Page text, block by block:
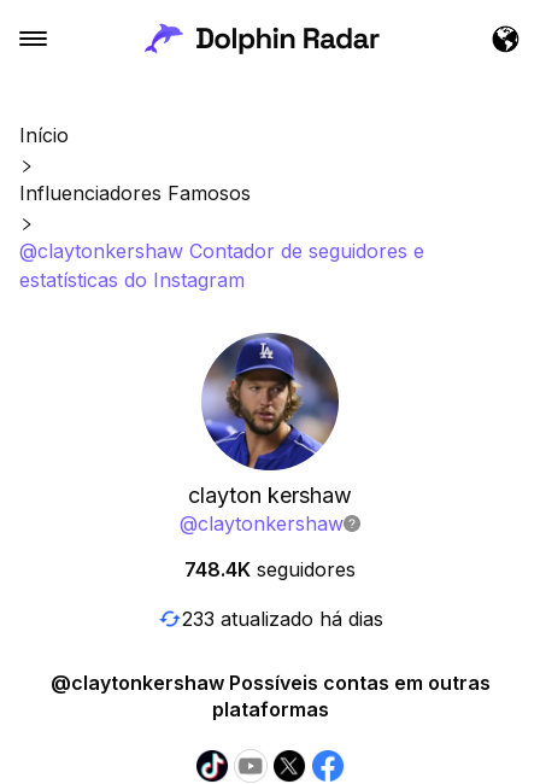
Início
Influenciadores Famosos
@claytonkershaw Contador de seguidores e
estatísticas do Instagram
clayton kershaw
@claytonkershaw
748.4K seguidores
233 atualizado há dias
@claytonkershaw Possíveis contas em outras
plataformas